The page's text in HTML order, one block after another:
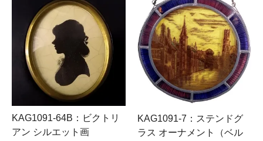
KAG1091-64B：ビクトリ
アン シルエット画
KAG1091-7：ステンドグ
ラス オーナメント（ベル